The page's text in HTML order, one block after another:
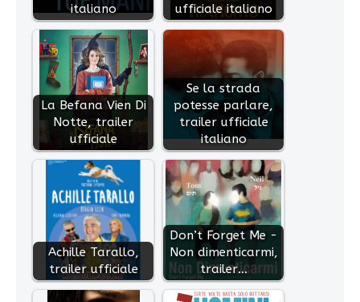
italiano
ufficiale italiano
La Befana Vien Di
Notte, trailer
ufficiale
Se la strada
potesse parlare,
trailer ufficiale
italiano
Achille Tarallo,
trailer ufficiale
Don’t Forget Me -
Non dimenticarmi,
trailer…